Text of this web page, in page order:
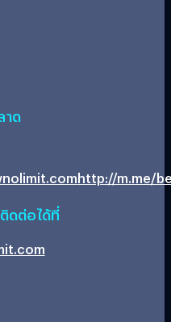
าด
http://m.me/
ดต่อได้ที่